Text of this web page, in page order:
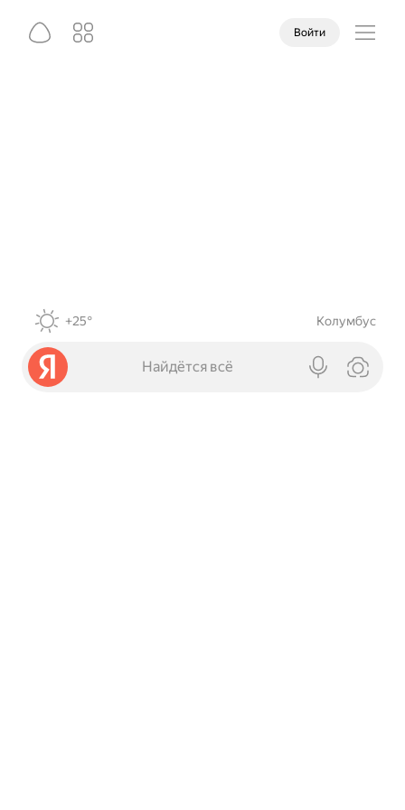
Войти
+25° Колумбус
Найдётся всё